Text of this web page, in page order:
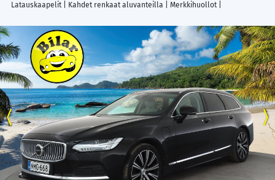
Latauskaapelit | Kahdet renkaat aluvanteilla | Merkkihuollot |